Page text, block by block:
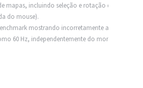
mapas, incluindo seleção e rotação de
do mouse).
mostrando incorretamente a taxa
60 Hz, independentemente do monitor